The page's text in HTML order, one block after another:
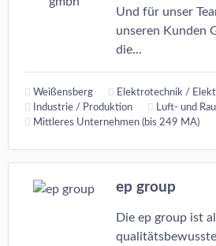
Und für unser
unseren Kunden
die...
Weißensberg
Elektrotechnik /
Industrie / Produktion
Luft- und
Mittleres Unternehmen (bis 249 MA)
ep group
Die ep group ist